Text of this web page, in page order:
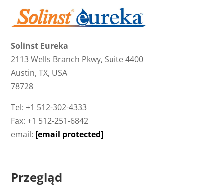
Solinst Eureka
2113 Wells Branch Pkwy, Suite 4400
Austin, TX, USA
78728
Tel: +1 512-302-4333
Fax: +1 512-251-6842
email: [email protected]
Przegląd